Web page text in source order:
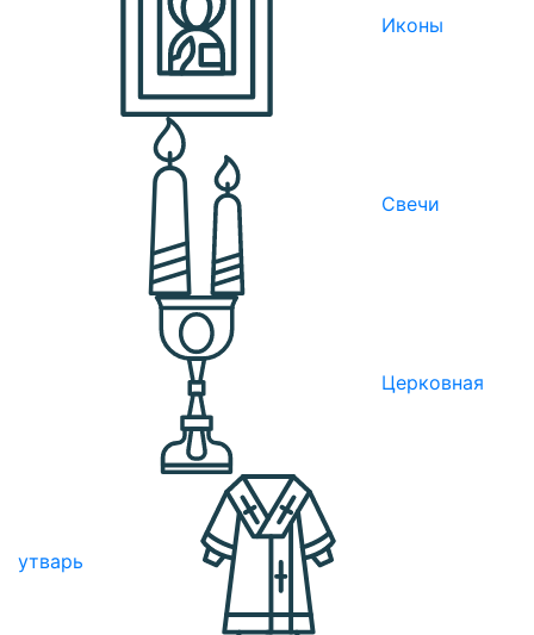
Иконы
Свечи
Церковная
утварь